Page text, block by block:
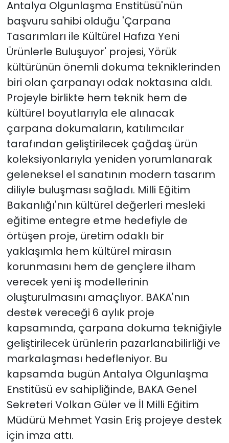
Antalya Olgunlaşma Enstitüsü'nün
başvuru sahibi olduğu 'Çarpana
Tasarımları ile Kültürel Hafıza Yeni
Ürünlerle Buluşuyor' projesi, Yörük
kültürünün önemli dokuma tekniklerinden
biri olan çarpanayı odak noktasına aldı.
Projeyle birlikte hem teknik hem de
kültürel boyutlarıyla ele alınacak
çarpana dokumaların, katılımcılar
tarafından geliştirilecek çağdaş ürün
koleksiyonlarıyla yeniden yorumlanarak
geleneksel el sanatının modern tasarım
diliyle buluşması sağladı. Milli Eğitim
Bakanlığı'nın kültürel değerleri mesleki
eğitime entegre etme hedefiyle de
örtüşen proje, üretim odaklı bir
yaklaşımla hem kültürel mirasın
korunmasını hem de gençlere ilham
verecek yeni iş modellerinin
oluşturulmasını amaçlıyor. BAKA'nın
destek vereceği 6 aylık proje
kapsamında, çarpana dokuma tekniğiyle
geliştirilecek ürünlerin pazarlanabilirliği ve
markalaşması hedefleniyor. Bu
kapsamda bugün Antalya Olgunlaşma
Enstitüsü ev sahipliğinde, BAKA Genel
Sekreteri Volkan Güler ve İl Milli Eğitim
Müdürü Mehmet Yasin Eriş projeye destek
için imza attı.